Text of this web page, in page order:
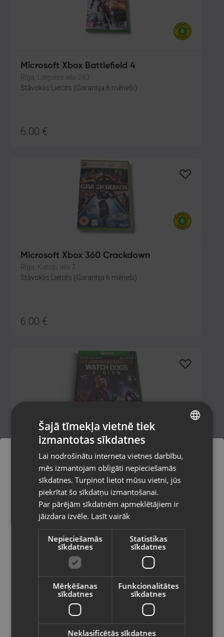
Microsoft Xbox Battlefield 4
Rīga, Latgales iela 243
Stāvoklis Lietots (Garantija 6 mēneši)
6.00 €
Microsoft Xbox 360 Crackdown
Rīga, Katoļu iela 7
Stāvoklis Lietots (Garantija 6 mēneši)
6.00 €
Microsoft Xbox One / Series X Watch
Dogs Legion Limited Edition
Ventspils, Kuldīgas iela 26
Stāvoklis Lietots (Garantija 6 mēneši)
6.00€
Xbox One Fifa 18
Pasūtījumi tiks piegādāti uz
izvēlēto valsti
Vietnes saturs būs attēlots izvēlētajā
valodā
Valsts
Latviešu / Latvian
RUSSIAN
Šajā tīmekļa vietnē tiek
izmantotas sīkdatnes
Lai nodrošinātu interneta vietnes darbību,
mēs izmantojam obligāti nepieciešamās
sīkdatnes. Turpinot lietot mūsu vietni, jūs
piekrītat šo sīkdatņu izmantošanai.
Par pārējām sīkdatnēm apmeklētājiem ir
jāizdara izvēle. Lasīt vairāk
Nepieciešamās
sīkdatnes
Statistikas
sīkdatnes
Mērķēšanas
sīkdatnes
Funkcionalitātes
sīkdatnes
Neklasificētās sīkdatnes